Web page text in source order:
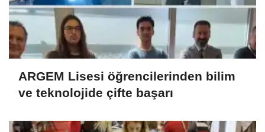
ARGEM Lisesi öğrencilerinden bilim
ve teknolojide çifte başarı